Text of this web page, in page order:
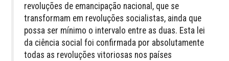
revoluções de emancipação nacional, que se
transformam em revoluções socialistas, ain­da que
possa ser mínimo o intervalo entre as duas. Esta lei
da ciência social foi confirmada por absolutamente
todas as revoluções vitoriosas nos países